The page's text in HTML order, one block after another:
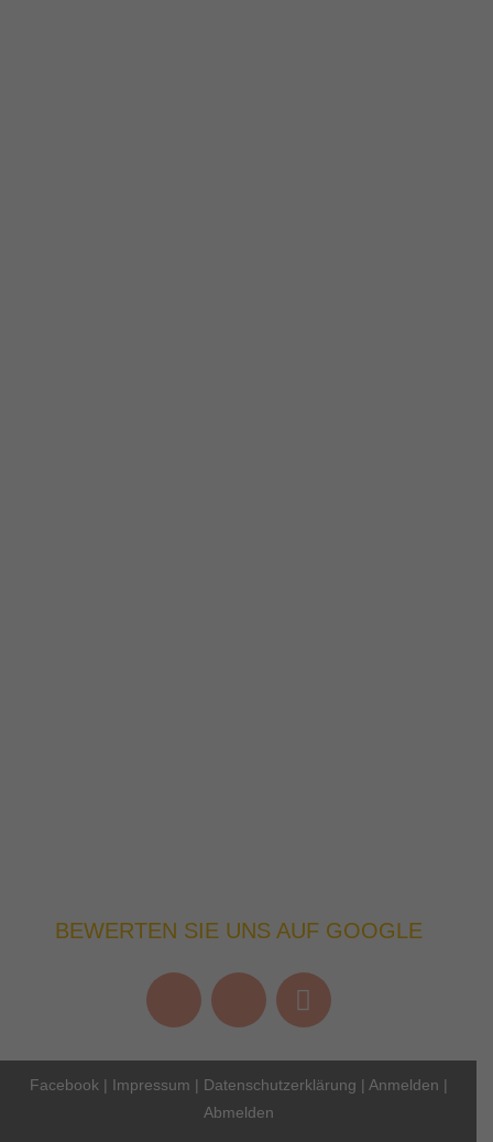
BEWERTEN SIE UNS AUF GOOGLE
Facebook | Impressum | Datenschutzerklärung | Anmelden |
Abmelden